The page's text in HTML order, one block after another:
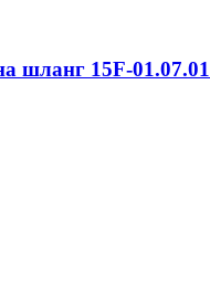
шланг 15F-